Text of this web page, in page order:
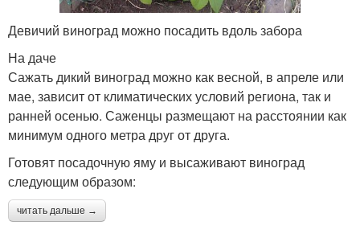
Девичий виноград можно посадить вдоль забора
На даче
Сажать дикий виноград можно как весной, в апреле или
мае, зависит от климатических условий региона, так и
ранней осенью. Саженцы размещают на расстоянии как
минимум одного метра друг от друга.
Готовят посадочную яму и высаживают виноград
следующим образом:
читать дальше →